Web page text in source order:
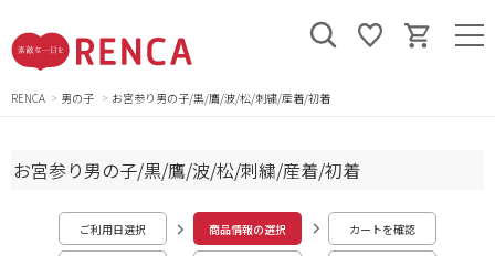
RENCA 男の子 お宮参り男の子/黒/鷹/波/松/刺繍/産着/初着
お宮参り男の子/黒/鷹/波/松/刺繍/産着/初着
ご利用日選択 商品情報の選択 カートを確認